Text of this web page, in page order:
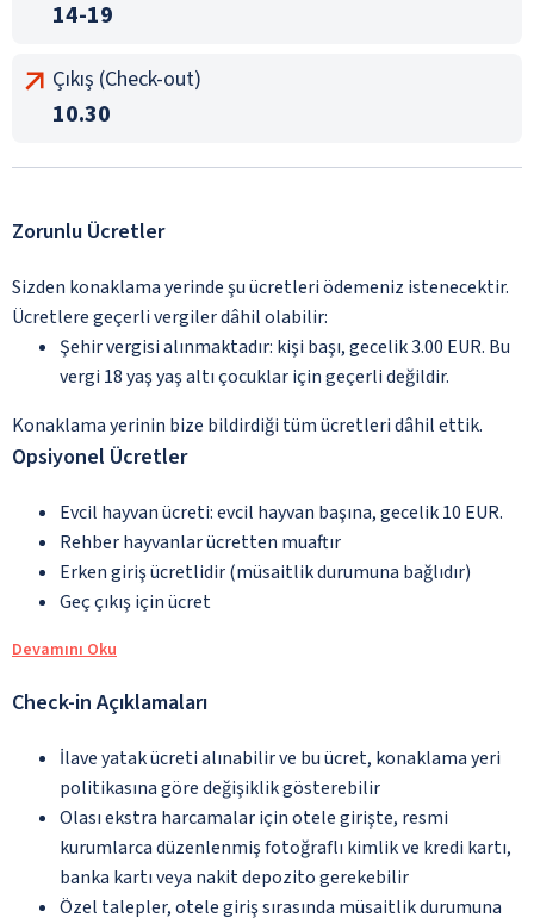
14-19
Çıkış (Check-out)
10.30
Zorunlu Ücretler
Sizden konaklama yerinde şu ücretleri ödemeniz istenecektir.
Ücretlere geçerli vergiler dâhil olabilir:
Şehir vergisi alınmaktadır: kişi başı, gecelik 3.00 EUR. Bu
vergi 18 yaş yaş altı çocuklar için geçerli değildir.
Konaklama yerinin bize bildirdiği tüm ücretleri dâhil ettik.
Opsiyonel Ücretler
Evcil hayvan ücreti: evcil hayvan başına, gecelik 10 EUR.
Rehber hayvanlar ücretten muaftır
Erken giriş ücretlidir (müsaitlik durumuna bağlıdır)
Geç çıkış için ücret
Devamını Oku
Check-in Açıklamaları
İlave yatak ücreti alınabilir ve bu ücret, konaklama yeri
politikasına göre değişiklik gösterebilir
Olası ekstra harcamalar için otele girişte, resmi
kurumlarca düzenlenmiş fotoğraflı kimlik ve kredi kartı,
banka kartı veya nakit depozito gerekebilir
Özel talepler, otele giriş sırasında müsaitlik durumuna